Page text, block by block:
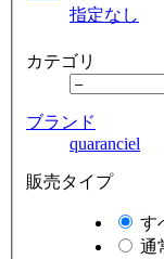
指定なし
カテゴリ
ブランド
quaranciel
販売タイプ
す
通